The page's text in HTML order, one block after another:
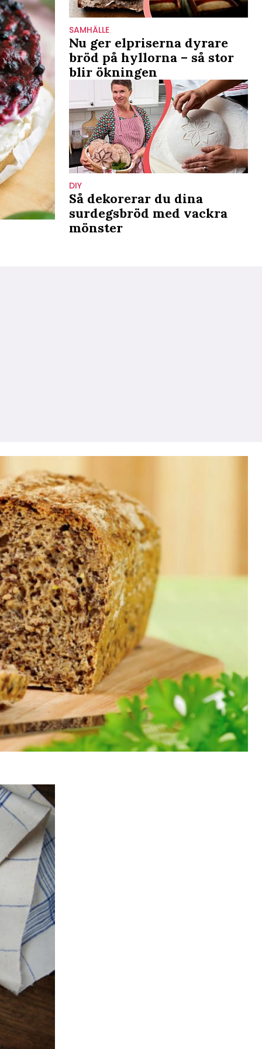
SAMHÄLLE
Nu ger elpriserna dyrare
bröd på hyllorna – så stor
blir ökningen
DIY
Så dekorerar du dina
surdegsbröd med vackra
mönster